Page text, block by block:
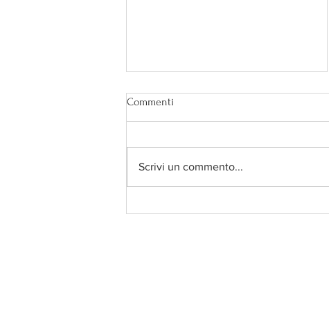
Commenti
Scrivi un commento...